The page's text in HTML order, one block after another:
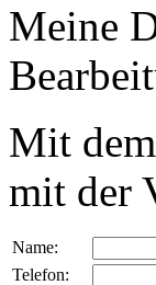
Meine
Mit
mit der
Name:
Telefon: